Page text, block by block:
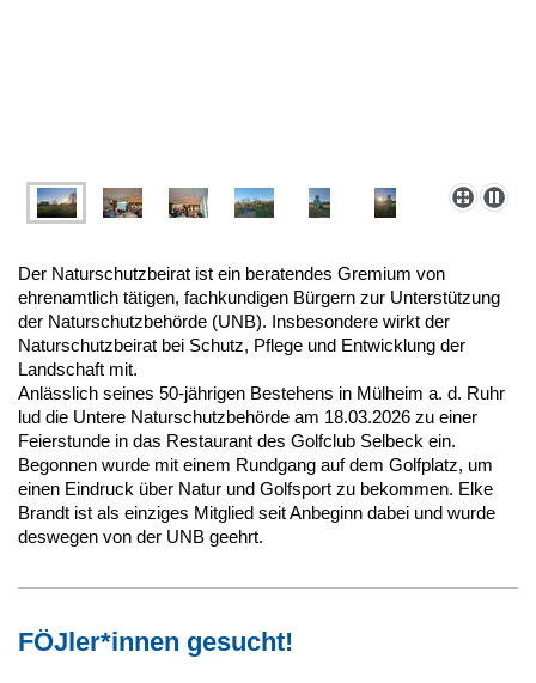
Der Naturschutzbeirat ist ein beratendes Gremium von
ehrenamtlich tätigen, fachkundigen Bürgern zur Unterstützung
der Naturschutzbehörde (UNB). Insbesondere wirkt der
Naturschutzbeirat bei Schutz, Pflege und Entwicklung der
Landschaft mit.
Anlässlich seines 50-jährigen Bestehens in Mülheim a. d. Ruhr
lud die Untere Naturschutzbehörde am 18.03.2026 zu einer
Feierstunde in das Restaurant des Golfclub Selbeck ein.
Begonnen wurde mit einem Rundgang auf dem Golfplatz, um
einen Eindruck über Natur und Golfsport zu bekommen. Elke
Brandt ist als einziges Mitglied seit Anbeginn dabei und wurde
deswegen von der UNB geehrt.
FÖJler*innen gesucht!